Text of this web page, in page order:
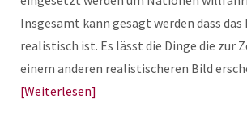
Insgesamt kann gesagt werden dass das
realistisch ist. Es lässt die Dinge die zur
einem anderen realistischeren Bild
Weiterlesen